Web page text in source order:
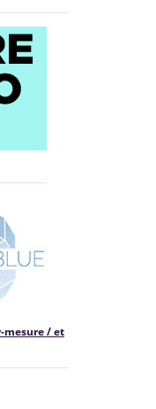
mesure / et